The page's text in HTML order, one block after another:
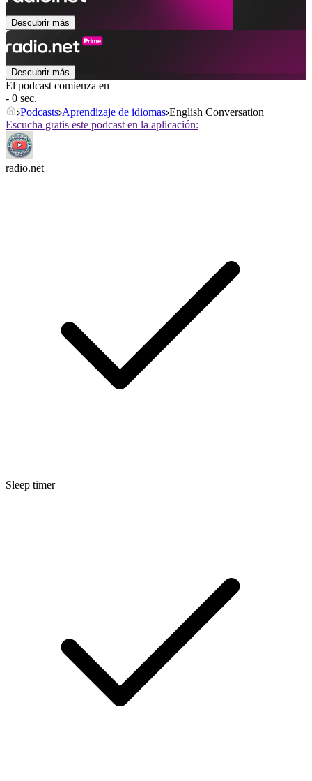
Descubrir más
Descubrir más
El podcast comienza en
- 0 sec.
Podcasts Aprendizaje de idiomas English Conversation
Escucha gratis este podcast en la aplicación:
radio.net
Sleep timer